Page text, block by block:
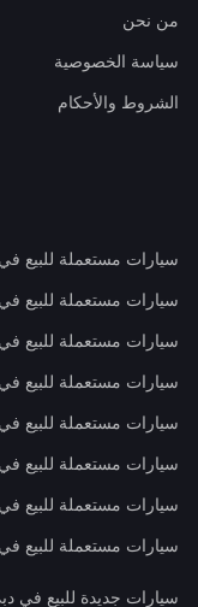
من نحن
سياسة الخصوصية
الشروط والأحكام
سيارات مستعملة للبيع
سيارات مستعملة للبيع
سيارات مستعملة للبيع
سيارات مستعملة للبيع
سيارات مستعملة للبيع
سيارات مستعملة للبيع
سيارات مستعملة للبيع
سيارات مستعملة للبيع
سيارات جديدة للبيع في